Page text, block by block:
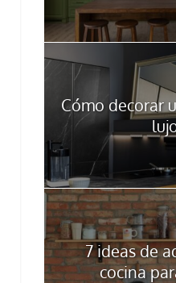
Cómo decorar
7 ideas de
cocina